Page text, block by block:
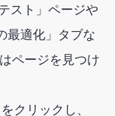
スト」ページや
最適化」タブな
ページを見つけ
クリックし、